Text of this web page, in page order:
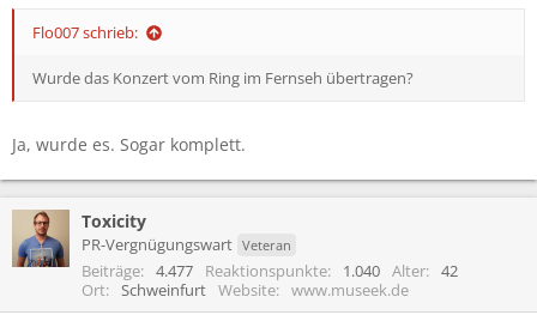
Flo007 schrieb:
Wurde das Konzert vom Ring im Fernseh übertragen?
Ja, wurde es. Sogar komplett.
Toxicity
PR-Vergnügungswart Veteran
Beiträge 4.477 Reaktionspunkte 1.040 Alter
42
Ort
Schweinfurt Website www.museek.de